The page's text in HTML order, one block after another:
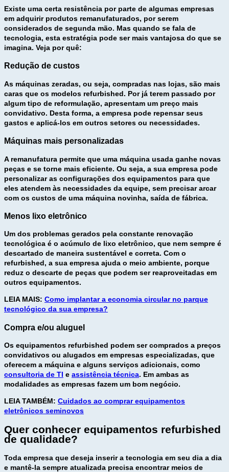
Existe uma certa resistência por parte de algumas empresas
em adquirir produtos remanufaturados, por serem
considerados de segunda mão. Mas quando se fala de
tecnologia, esta estratégia pode ser mais vantajosa do que se
imagina. Veja por quê:
Redução de custos
As máquinas zeradas, ou seja, compradas nas lojas, são mais
caras que os modelos refurbished. Por já terem passado por
algum tipo de reformulação, apresentam um preço mais
convidativo. Desta forma, a empresa pode repensar seus
gastos e aplicá-los em outros setores ou necessidades.
Máquinas mais personalizadas
A remanufatura permite que uma máquina usada ganhe novas
peças e se torne mais eficiente. Ou seja, a sua empresa pode
personalizar as configurações dos equipamentos para que
eles atendem às necessidades da equipe, sem precisar arcar
com os custos de uma máquina novinha, saída de fábrica.
Menos lixo eletrônico
Um dos problemas gerados pela constante renovação
tecnológica é o acúmulo de lixo eletrônico, que nem sempre é
descartado de maneira sustentável e correta. Com o
refurbished, a sua empresa ajuda o meio ambiente, porque
reduz o descarte de peças que podem ser reaproveitadas em
outros equipamentos.
LEIA MAIS: Como implantar a economia circular no parque
tecnológico da sua empresa?
Compra e/ou aluguel
Os equipamentos refurbished podem ser comprados a preços
convidativos ou alugados em empresas especializadas, que
oferecem a máquina e alguns serviços adicionais, como
consultoria de TI e assistência técnica. Em ambas as
modalidades as empresas fazem um bom negócio.
LEIA TAMBÉM: Cuidados ao comprar equipamentos
eletrônicos seminovos
Quer conhecer equipamentos refurbished
de qualidade?
Toda empresa que deseja inserir a tecnologia em seu dia a dia
e mantê-la sempre atualizada precisa encontrar meios de